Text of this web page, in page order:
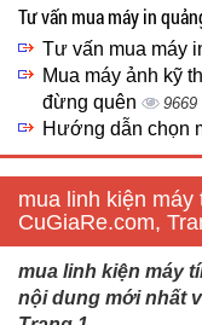
Tư vấn mua máy in
Tư vấn mua máy
Mua máy ảnh kỹ
đừng quên
9669
Hướng dẫn chọn
mua linh kiện
CuGiaRe.com,
mua linh kiện máy
nội dung mới nhất